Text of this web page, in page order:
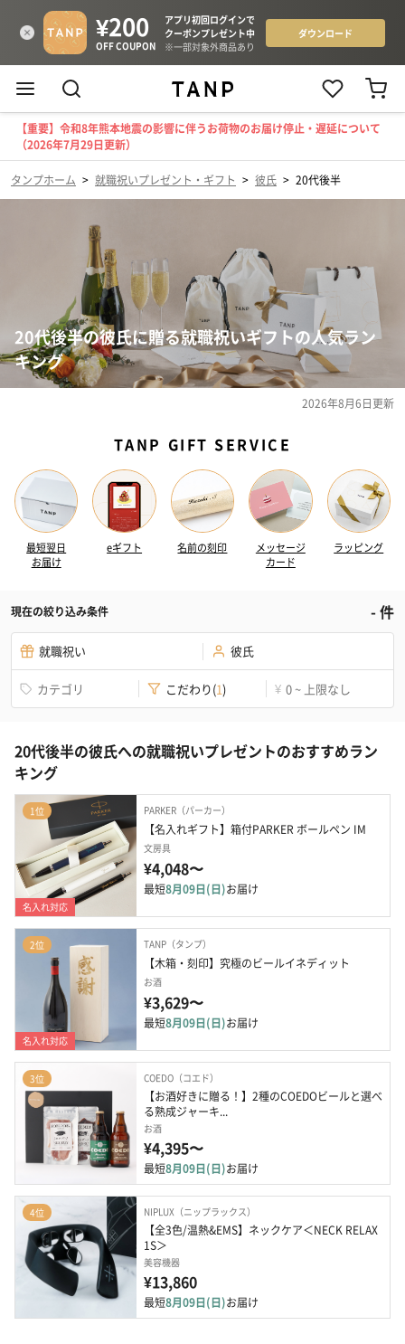
【重要】令和8年熊本地震の影響に伴うお荷物のお届け停止・遅延について
（2026年7月29日更新）
タンプホーム > 就職祝いプレゼント・ギフト > 彼氏 > 20代後半
20代後半の彼氏に贈る就職祝いギフトの人気ラン
キング
2026年8月6日更新
TANP GIFT SERVICE
最短翌日
お届け
eギフト 名前の刻印
メッセージ
カード
ラッピング
現在の絞り込み条件 -件
就職祝い 彼氏
カテゴリ こだわり(1) ¥ 0 ~ 上限なし
20代後半の彼氏への就職祝いプレゼントのおすすめラン
キング
1位
名入れ対応
PARKER（パーカー）
【名入れギフト】箱付PARKER ボールペン IM
文房具
¥4,048〜
最短8月09日(日)お届け
2位
名入れ対応
TANP（タンプ）
【木箱・刻印】究極のビールイネディット
お酒
¥3,629〜
最短8月09日(日)お届け
3位 COEDO（コエド）
【お酒好きに贈る！】2種のCOEDOビールと選べ
る熟成ジャーキ...
お酒
¥4,395〜
最短8月09日(日)お届け
4位 NIPLUX（ニップラックス）
【全3色/温熱&EMS】ネックケア＜NECK RELAX
1S＞
美容機器
¥13,860
最短8月09日(日)お届け